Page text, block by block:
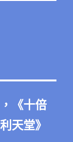
《十倍
天堂》